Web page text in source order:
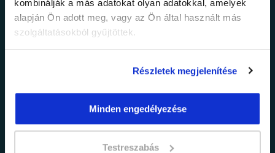
kombinálják a más adatokat olyan adatokkal, amelyek
alapján Ön adott meg, vagy az Ön által használt más
szolgáltatásokból gyűjtöttek.
Részletek megjelenítése
Minden engedélyezése
Testreszabás
legfrissebb
információkról!
Értesülj elsőként legújabb tanfolyamainkról,
promócióinkról.